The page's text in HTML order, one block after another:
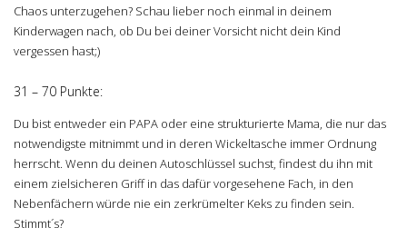
Chaos unterzugehen? Schau lieber noch einmal in deinem
Kinderwagen nach, ob Du bei deiner Vorsicht nicht dein Kind
vergessen hast;)
31 – 70 Punkte:
Du bist entweder ein PAPA oder eine strukturierte Mama, die nur das
notwendigste mitnimmt und in deren Wickeltasche immer Ordnung
herrscht. Wenn du deinen Autoschlüssel suchst, findest du ihn mit
einem zielsicheren Griff in das dafür vorgesehene Fach, in den
Nebenfächern würde nie ein zerkrümelter Keks zu finden sein.
Stimmt´s?